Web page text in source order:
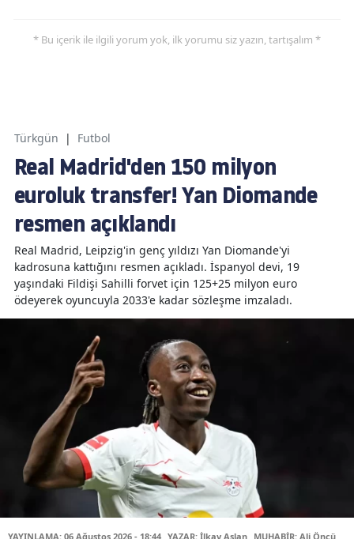
* Bu içerik ile ilgili yorum yok, ilk yorumu siz yazın, tartışalım *
Türkgün | Futbol
Real Madrid'den 150 milyon
euroluk transfer! Yan Diomande
resmen açıklandı
Real Madrid, Leipzig'in genç yıldızı Yan Diomande'yi
kadrosuna kattığını resmen açıkladı. İspanyol devi, 19
yaşındaki Fildişi Sahilli forvet için 125+25 milyon euro
ödeyerek oyuncuyla 2033'e kadar sözleşme imzaladı.
YAYINLAMA: 06 Ağustos 2026 - 18:44 YAZAR: İlkay Aslan MUHABİR: Ali Öncü